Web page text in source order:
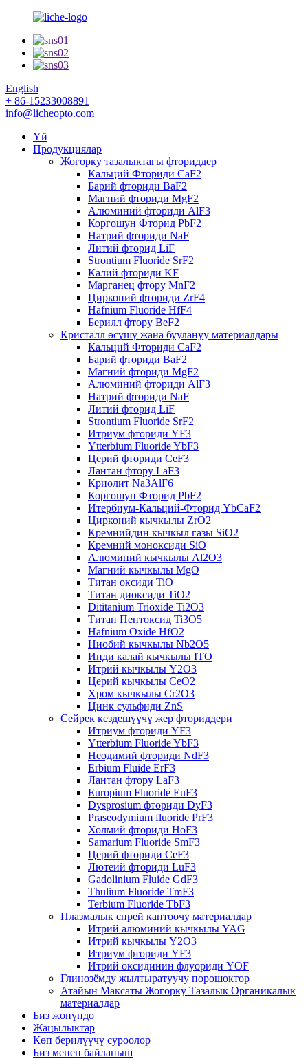
English
+ 86-15233008891
info@licheopto.com
Үй
Продукциялар
Жогорку тазалыктагы фториддер
Кальций Фториди CaF2
Барий фториди BaF2
Магний фториди MgF2
Алюминий фториди AlF3
Коргошун Фторид PbF2
Натрий фториди NaF
Литий фторид LiF
Strontium Fluoride SrF2
Калий фториди KF
Марганец фтору MnF2
Цирконий фториди ZrF4
Hafnium Fluoride HfF4
Берилл фтору BeF2
Кристалл өсүшү жана буулануу материалдары
Кальций Фториди CaF2
Барий фториди BaF2
Магний фториди MgF2
Алюминий фториди AlF3
Натрий фториди NaF
Литий фторид LiF
Strontium Fluoride SrF2
Итриум фториди YF3
Ytterbium Fluoride YbF3
Церий фториди CeF3
Лантан фтору LaF3
Криолит Na3AlF6
Коргошун Фторид PbF2
Итербиум-Кальций-Фторид YbCaF2
Цирконий кычкылы ZrO2
Кремнийдин кычкыл газы SiO2
Кремний моноксиди SiO
Алюминий кычкылы Al2O3
Магний кычкылы MgO
Титан оксиди TiO
Титан диоксиди TiO2
Dititanium Trioxide Ti2O3
Титан Пентоксид Ti3O5
Hafnium Oxide HfO2
Ниобий кычкылы Nb2O5
Инди калай кычкылы ITO
Итрий кычкылы Y2O3
Церий кычкылы CeO2
Хром кычкылы Cr2O3
Цинк сульфиди ZnS
Сейрек кездешүүчү жер фториддери
Итриум фториди YF3
Ytterbium Fluoride YbF3
Неодимий фториди NdF3
Erbium Fluide ErF3
Лантан фтору LaF3
Europium Fluoride EuF3
Dysprosium фториди DyF3
Praseodymium fluoride PrF3
Холмий фториди HoF3
Samarium Fluoride SmF3
Церий фториди CeF3
Лютеий фториди LuF3
Gadolinium Fluide GdF3
Thulium Fluoride TmF3
Terbium Fluoride TbF3
Плазмалык спрей каптоочу материалдар
Итрий алюминий кычкылы YAG
Итрий кычкылы Y2O3
Итриум фториди YF3
Итрий оксидинин флуориди YOF
Глинозёмду жылтыратуучу порошоктор
Атайын Максаты Жогорку Тазалык Органикалык
материалдар
Биз жөнүндө
Жаңылыктар
Көп берилүүчү суроолор
Биз менен байланыш